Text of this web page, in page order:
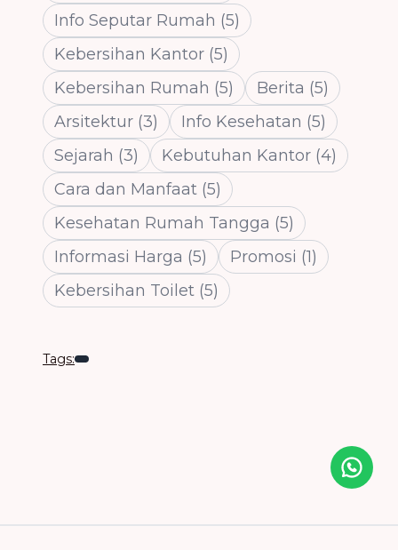
Info Seputar Rumah (5)
Kebersihan Kantor (5)
Kebersihan Rumah (5) Berita (5)
Arsitektur (3) Info Kesehatan (5)
Sejarah (3) Kebutuhan Kantor (4)
Cara dan Manfaat (5)
Kesehatan Rumah Tangga (5)
Informasi Harga (5) Promosi (1)
Kebersihan Toilet (5)
Tags:
Icon